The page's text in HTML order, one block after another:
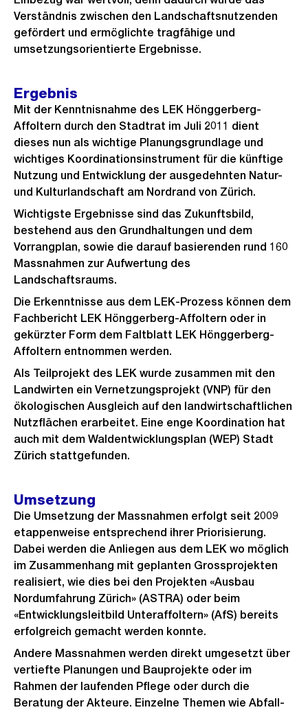
Verständnis zwischen den Landschaftsnutzenden
gefördert und ermöglichte tragfähige und
umsetzungsorientierte Ergebnisse.
Ergebnis
Mit der Kenntnisnahme des LEK Hönggerberg-
Affoltern durch den Stadtrat im Juli 2011 dient
dieses nun als wichtige Planungsgrundlage und
wichtiges Koordinationsinstrument für die künftige
Nutzung und Entwicklung der ausgedehnten Natur-
und Kulturlandschaft am Nordrand von Zürich.
Wichtigste Ergebnisse sind das Zukunftsbild,
bestehend aus den Grundhaltungen und dem
Vorrangplan, sowie die darauf basierenden rund 160
Massnahmen zur Aufwertung des
Landschaftsraums.
Die Erkenntnisse aus dem LEK-Prozess können dem
Fachbericht LEK Hönggerberg-Affoltern oder in
gekürzter Form dem Faltblatt LEK Hönggerberg-
Affoltern entnommen werden.
Als Teilprojekt des LEK wurde zusammen mit den
Landwirten ein Vernetzungsprojekt (VNP) für den
ökologischen Ausgleich auf den landwirtschaftlichen
Nutzflächen erarbeitet. Eine enge Koordination hat
auch mit dem Waldentwicklungsplan (WEP) Stadt
Zürich stattgefunden.
Umsetzung
Die Umsetzung der Massnahmen erfolgt seit 2009
etappenweise entsprechend ihrer Priorisierung.
Dabei werden die Anliegen aus dem LEK wo möglich
im Zusammenhang mit geplanten Grossprojekten
realisiert, wie dies bei den Projekten «Ausbau
Nordumfahrung Zürich» (ASTRA) oder beim
«Entwicklungsleitbild Unteraffoltern» (AfS) bereits
erfolgreich gemacht werden konnte.
Andere Massnahmen werden direkt umgesetzt über
vertiefte Planungen und Bauprojekte oder im
Rahmen der laufenden Pflege oder durch die
Beratung der Akteure. Einzelne Themen wie Abfall-